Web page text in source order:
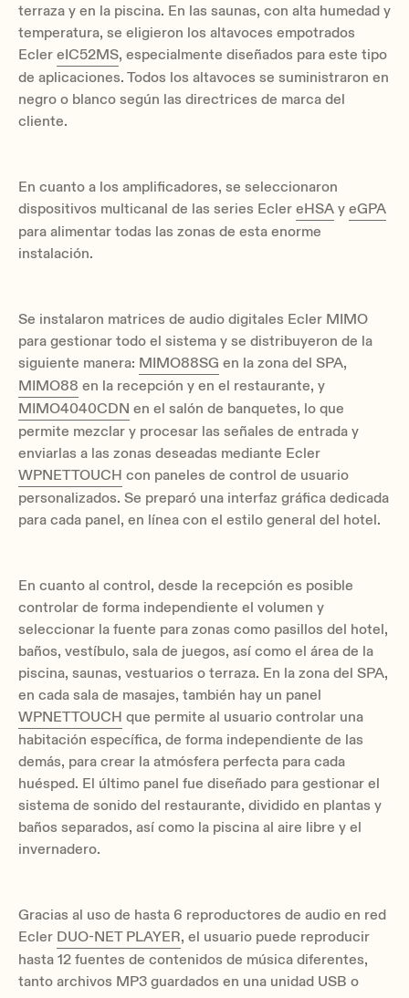
terraza y en la piscina. En las saunas, con alta humedad y
temperatura, se eligieron los altavoces empotrados
Ecler eIC52MS, especialmente diseñados para este tipo
de aplicaciones. Todos los altavoces se suministraron en
negro o blanco según las directrices de marca del
cliente.
En cuanto a los amplificadores, se seleccionaron
dispositivos multicanal de las series Ecler eHSA y eGPA
para alimentar todas las zonas de esta enorme
instalación.
Se instalaron matrices de audio digitales Ecler MIMO
para gestionar todo el sistema y se distribuyeron de la
siguiente manera: MIMO88SG en la zona del SPA,
MIMO88 en la recepción y en el restaurante, y
MIMO4040CDN en el salón de banquetes, lo que
permite mezclar y procesar las señales de entrada y
enviarlas a las zonas deseadas mediante Ecler
WPNETTOUCH con paneles de control de usuario
personalizados. Se preparó una interfaz gráfica dedicada
para cada panel, en línea con el estilo general del hotel.
En cuanto al control, desde la recepción es posible
controlar de forma independiente el volumen y
seleccionar la fuente para zonas como pasillos del hotel,
baños, vestíbulo, sala de juegos, así como el área de la
piscina, saunas, vestuarios o terraza. En la zona del SPA,
en cada sala de masajes, también hay un panel
WPNETTOUCH que permite al usuario controlar una
habitación específica, de forma independiente de las
demás, para crear la atmósfera perfecta para cada
huésped. El último panel fue diseñado para gestionar el
sistema de sonido del restaurante, dividido en plantas y
baños separados, así como la piscina al aire libre y el
invernadero.
Gracias al uso de hasta 6 reproductores de audio en red
Ecler DUO-NET PLAYER, el usuario puede reproducir
hasta 12 fuentes de contenidos de música diferentes,
tanto archivos MP3 guardados en una unidad USB o